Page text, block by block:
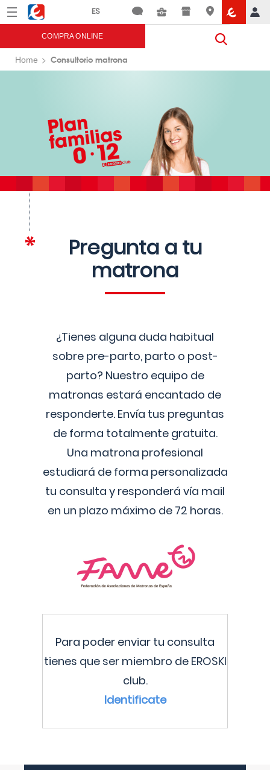
Menú Eroski
COMPRA ONLINE
Home Consultorio matrona
Pregunta a tu
matrona
¿Tienes alguna duda habitual
sobre pre-parto, parto o post-
parto? Nuestro equipo de
matronas estará encantado de
responderte. Envía tus preguntas
de forma totalmente gratuita.
Una matrona profesional
estudiará de forma personalizada
tu consulta y responderá vía mail
en un plazo máximo de 72 horas.
Para poder enviar tu consulta
tienes que ser miembro de EROSKI
club.
Identificate